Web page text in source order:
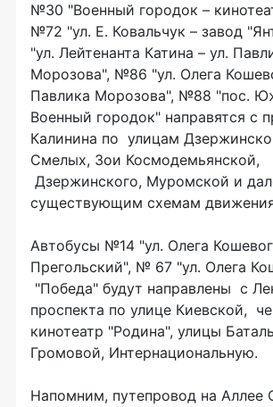
№30 "Военный городок –
№72 "ул. Е. Ковальчук – завод
"ул. Лейтенанта Катина – ул.
Морозова", №86 "ул. Олега
Павлика Морозова", №88 "пос.
Военный городок" направятся с
Калинина по улицам
Смелых, Зои Космодемьянской,
Дзержинского, Муромской и
существующим схемам
Автобусы №14 "ул. Олега
Прегольский", № 67 "ул. Олега
"Победа" будут направлены с
проспекта по улице Киевской,
кинотеатр "Родина", улицы
Громовой, Интернациональную.
Напомним, путепровод на Аллее